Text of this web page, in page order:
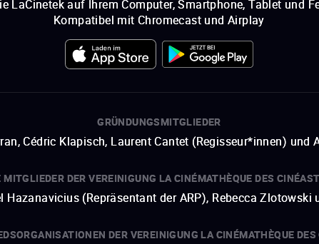
LaCinetek auf Ihrem Computer, Smartphone, Tablet und
Kompatibel mit Chromecast und Airplay
GRÜNDUNGSMITGLIEDER
Cédric Klapisch, Laurent Cantet (Regisseur*innen) und
MITGLIEDER DER VEREINIGUNG LA CINÉMATHÈQUE DES
(Repräsentant der ARP), Rebecca Zlotowski
DER VEREINIGUNG LA CINÉMATHÈQUE